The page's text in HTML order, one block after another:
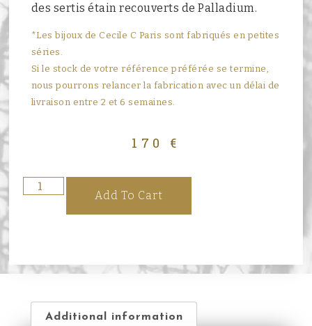
des sertis étain recouverts de Palladium.
*Les bijoux de Cecile C Paris sont fabriqués en petites
séries.
Si le stock de votre référence préférée se termine,
nous pourrons relancer la fabrication avec un délai de
livraison entre 2 et 6 semaines.
170 €
Add To Cart
Additional information